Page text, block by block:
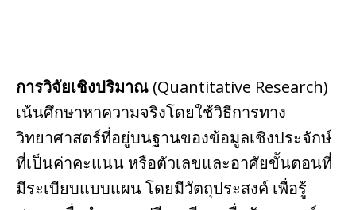
การวิจัยเชิงปริมาณ (Quantitative Research)
เน้นศึกษาหาความจริงโดยใช้วิธีการทาง
วิทยาศาสตร์ที่อยู่บนฐานของข้อมูลเชิงประจักษ์
ที่เป็นค่าคะแนน หรือตัวเลขและอาศัยขั้นตอนที่
มีระเบียบแบบแผน โดยมีวัตถุประสงค์ เพื่อรู้